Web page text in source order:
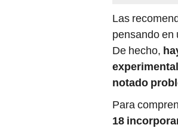
Las
pensando en
De hecho,
notado
Para
18